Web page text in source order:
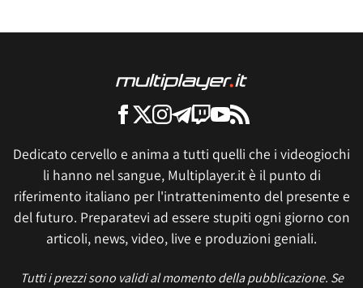
Dedicato cervello e anima a tutti quelli che i videogiochi
li hanno nel sangue, Multiplayer.it è il punto di
riferimento italiano per l'intrattenimento del presente e
del futuro. Preparatevi ad essere stupiti ogni giorno con
articoli, news, video, live e produzioni geniali.
Tutti i prezzi sono validi al momento della pubblicazione. Se